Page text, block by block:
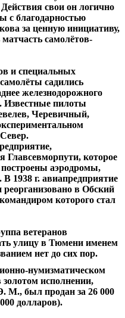
свои он логично
с благодарностью
за ценную инициативу,
самолётов-
и специальных
садились
железнодорожного
Известные пилоты
Черевичный,
Главсевморпути, которое
аэродромы,
1938 г. авиапредприятие
в Обский
которого стал
ветеранов
улицу в Тюмени именем
нет до сих пор.
нумизматическом
исполнении,
М., был продан за 26 000
долларов).